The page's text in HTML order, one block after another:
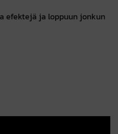
efektejä ja loppuun jonkun